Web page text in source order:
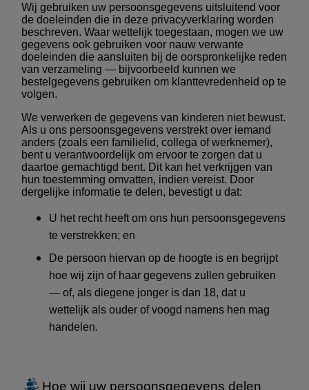
Wij gebruiken uw persoonsgegevens uitsluitend voor
de doeleinden die in deze privacyverklaring worden
beschreven. Waar wettelijk toegestaan, mogen we uw
gegevens ook gebruiken voor nauw verwante
doeleinden die aansluiten bij de oorspronkelijke reden
van verzameling — bijvoorbeeld kunnen we
bestelgegevens gebruiken om klanttevredenheid op te
volgen.
We verwerken de gegevens van kinderen niet bewust.
Als u ons persoonsgegevens verstrekt over iemand
anders (zoals een familielid, collega of werknemer),
bent u verantwoordelijk om ervoor te zorgen dat u
daartoe gemachtigd bent. Dit kan het verkrijgen van
hun toestemming omvatten, indien vereist. Door
dergelijke informatie te delen, bevestigt u dat:
U het recht heeft om ons hun persoonsgegevens
te verstrekken; en
De persoon hiervan op de hoogte is en begrijpt
hoe wij zijn of haar gegevens zullen gebruiken
— of, als diegene jonger is dan 18, dat u
wettelijk als ouder of voogd namens hen mag
handelen.
Hoe wij uw persoonsgegevens delen